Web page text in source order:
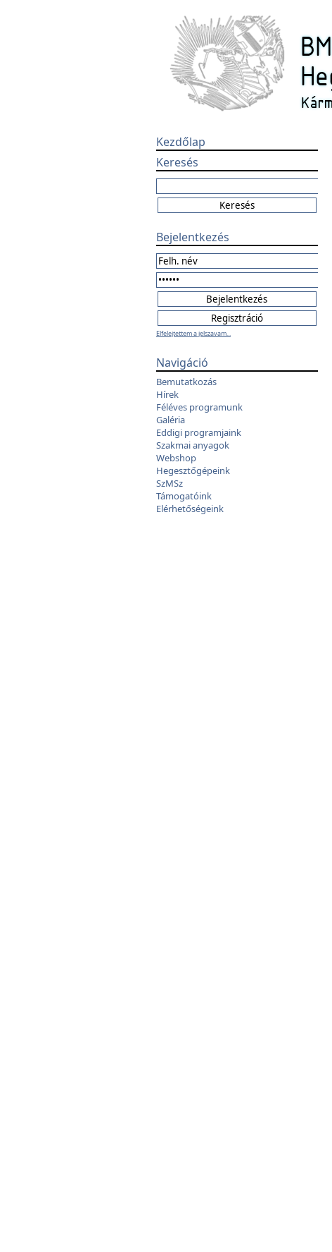
Kezdőlap
Keresés
Bejelentkezés
Elfelejtettem a jelszavam...
Navigáció
Bemutatkozás
Hírek
Féléves programunk
Galéria
Eddigi programjaink
Szakmai anyagok
Webshop
Hegesztőgépeink
SzMSz
Támogatóink
Elérhetőségeink